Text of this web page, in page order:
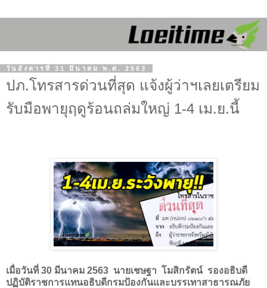
วันอังคารที่ 31 มีนาคม พ.ศ. 2563
ปภ.โทรสารด่วนที่สุด แจ้งผู้ว่าฯเลยเตรียม
รับมือพายุฤดูร้อนถล่มใหญ่ 1-4 เม.ย.นี้
เมื่อวันที่ 30 มีนาคม 2563 นายเชษฐา โมสิกรัตน์ รองอธิบดี
ปฏิบัติราชการแทนอธิบดีกรมป้องกันและบรรเทาสาธารณภัย